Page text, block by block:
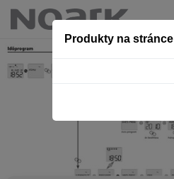
Produkty na stránce